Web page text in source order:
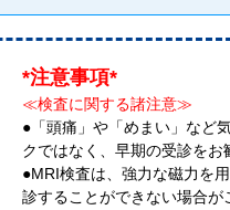
*注意事項*
≪検査に関する諸注意≫
●「頭痛」や「めまい」など
クではなく、早期の受診をお
●MRI検査は、強力な磁力を
診することができない場合